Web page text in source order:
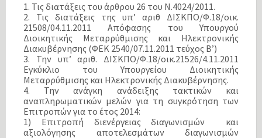
1. Τις διατάξεις του άρθρου 26 του Ν.4024/2011.
2. Τις διατάξεις της υπ’ αριθ ΔΙΣΚΠΟ/Φ.18/οικ.
21508/04.11.2011 Απόφασης του Υπουργού
Διοικητικής Μεταρρύθμισης και Ηλεκτρονικής
Διακυβέρνησης (ΦΕΚ 2540/07.11.2011 τεύχος Β’)
3. Την υπ’ αριθ. ΔΙΣΚΠΟ/Φ.18/οικ.21526/4.11.2011
Εγκύκλιο του Υπουργείου Διοικητικής
Μεταρρύθμισης και Ηλεκτρονικής Διακυβέρνησης.
4. Την ανάγκη ανάδειξης τακτικών και
αναπληρωματικών μελών για τη συγκρότηση των
Επιτροπών για το έτος 2014:
1) Επιτροπή διενέργειας διαγωνισμών και
αξιολόγησης αποτελεσμάτων διαγωνισμών